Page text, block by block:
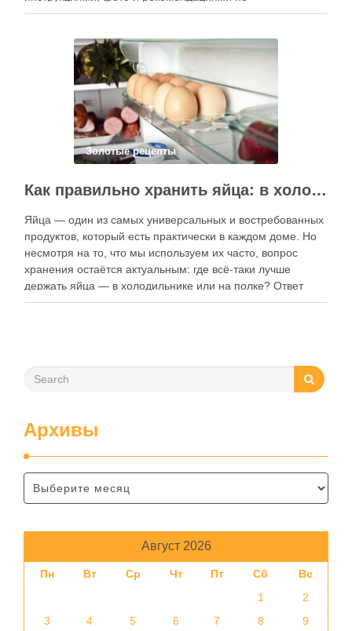
приготовлению. В отличие от печатных изданий,
контент, расширять коллекции блюд и добавлять новые
функции. Ниже …
Золотые рецепты
Как правильно хранить яйца: в холодильнике или на полке?
Яйца — один из самых универсальных и востребованных
продуктов, который есть практически в каждом доме. Но
несмотря на то, что мы используем их часто, вопрос
хранения остаётся актуальным: где всё-таки лучше
держать яйца — в холодильнике или на полке? Ответ
зависит от нескольких факторов, включая температуру
Архивы
Август 2026
Пн Вт Ср Чт Пт Сб
Вс
1
2
3
4 5 6 7 8
9